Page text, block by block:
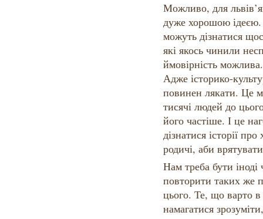
Можливо, для
дуже хорошою
можуть дізнатися
які якось чинили
ймовірність
Адже історико-
повинен лякати. Це
тисячі людей до
його частіше. І це
дізнатися історії
родичі, аби
Нам треба бути
повторити таких же
цього. Те, що варто в
намагатися